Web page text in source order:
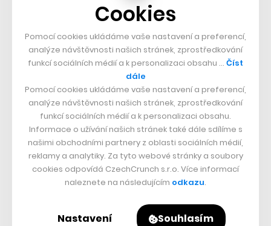
Nepřehlédněte:
Související témata:
Cookies
Pomocí cookies ukládáme vaše nastavení a preferencí,
analýze návštěvnosti našich stránek, zprostředkování
funkcí sociálních médií a k personalizaci obsahu … Číst
dále
Pomocí cookies ukládáme vaše nastavení a preferencí,
analýze návštěvnosti našich stránek, zprostředkování
funkcí sociálních médií a k personalizaci obsahu.
Informace o užívání našich stránek také dále sdílíme s
našimi obchodními partnery z oblasti sociálních médií,
reklamy a analytiky. Za tyto webové stránky a soubory
cookies odpovídá CzechCrunch s.r.o. Více informací
naleznete na následujícím odkazu.
Nastavení Souhlasím